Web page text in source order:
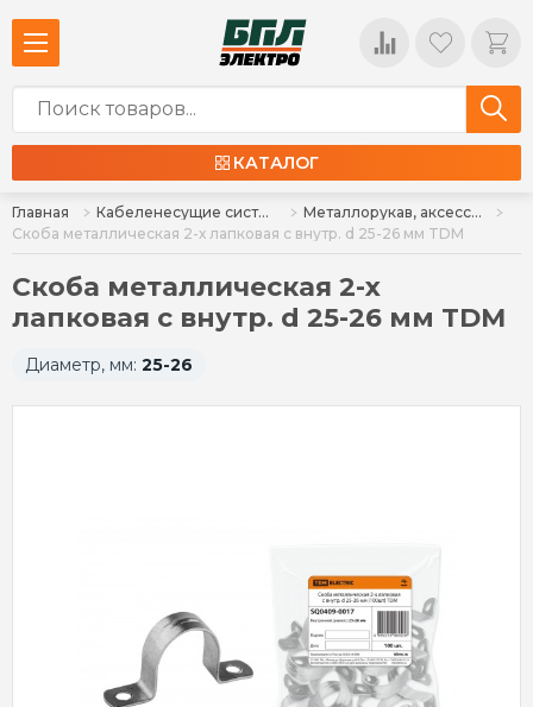
КАТАЛОГ
Главная Кабеленесущие системы и аксессуары
Металлорукав, аксессуары
Скоба металлическая 2-х лапковая с внутр. d 25-26 мм TDM
Скоба металлическая 2-х
лапковая с внутр. d 25-26 мм TDM
Диаметр, мм: 25-26